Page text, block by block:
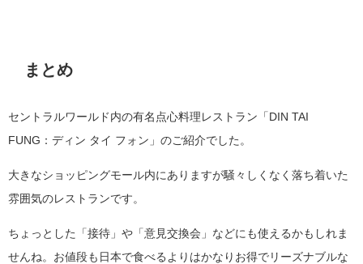
まとめ
セントラルワールド内の有名点心料理レストラン「DIN TAI
FUNG：ディン タイ フォン」のご紹介でした。
大きなショッピングモール内にありますが騒々しくなく落ち着いた
雰囲気のレストランです。
ちょっとした「接待」や「意見交換会」などにも使えるかもしれま
せんね。お値段も日本で食べるよりはかなりお得でリーズナブルな